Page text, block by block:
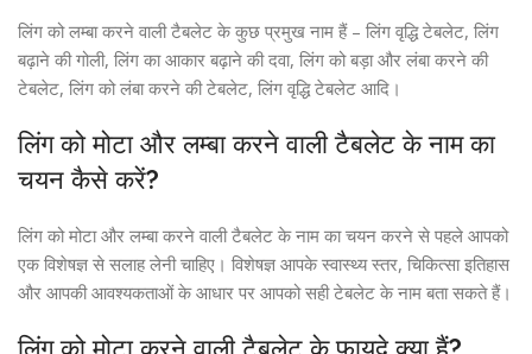
लिंग को लम्बा करने वाली टैबलेट के कुछ प्रमुख नाम हैं – लिंग वृद्धि टेबलेट, लिंग
बढ़ाने की गोली, लिंग का आकार बढ़ाने की दवा, लिंग को बड़ा और लंबा करने की
टेबलेट, लिंग को लंबा करने की टेबलेट, लिंग वृद्धि टेबलेट आदि।
लिंग को मोटा और लम्बा करने वाली टैबलेट के नाम का
चयन कैसे करें?
लिंग को मोटा और लम्बा करने वाली टैबलेट के नाम का चयन करने से पहले आपको
एक विशेषज्ञ से सलाह लेनी चाहिए। विशेषज्ञ आपके स्वास्थ्य स्तर, चिकित्सा इतिहास
और आपकी आवश्यकताओं के आधार पर आपको सही टेबलेट के नाम बता सकते हैं।